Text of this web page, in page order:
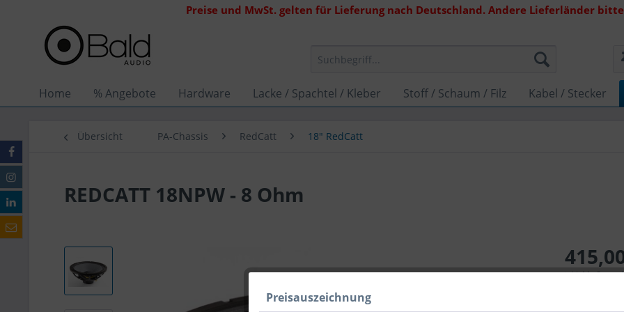
Preise und MwSt. gelten für Lieferung nach Deutschland. Andere Lieferländer
Home % Angebote Hardware Lacke / Spachtel / Kleber Stoff / Schaum / Filz Kabel / Stecker
Übersicht PA-Chassis RedCatt 18" RedCatt
REDCATT 18NPW - 8 Ohm
inkl. MwSt.
Lieferzeit
Preisauszeichnung